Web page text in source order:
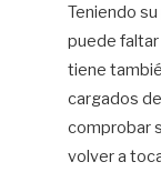
Teniendo
puede faltar
tiene
cargados
comprobar
volver a